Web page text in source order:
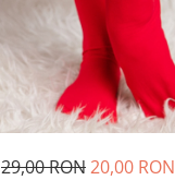
29,00 RON20,00 RON